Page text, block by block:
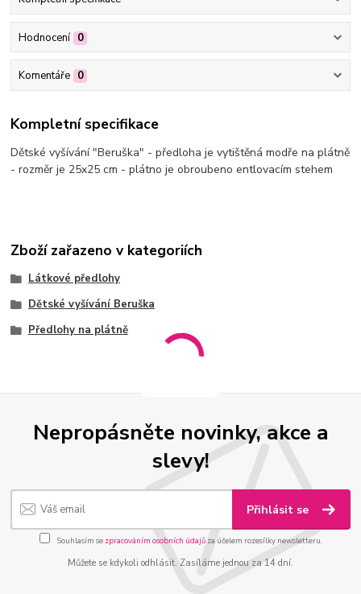
Hodnocení 0
Komentáře 0
Kompletní specifikace
Dětské vyšívání "Beruška" - předloha je vytištěná modře na plátně
- rozměr je 25x25 cm - plátno je obroubeno entlovacím stehem
Zboží zařazeno v kategoriích
Látkové předlohy
Dětské vyšívání Beruška
Předlohy na plátně
Nepropásněte novinky, akce a
slevy!
Přihlásit se
Souhlasím se zpracováním osobních údajůza účelem rozesílky newsletteru.
Můžete se kdykoli odhlásit. Zasíláme jednou za 14 dní.